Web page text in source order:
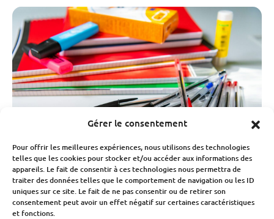
Gérer le consentement
Pour offrir les meilleures expériences, nous utilisons des technologies
telles que les cookies pour stocker et/ou accéder aux informations des
appareils. Le fait de consentir à ces technologies nous permettra de
traiter des données telles que le comportement de navigation ou les ID
uniques sur ce site. Le fait de ne pas consentir ou de retirer son
consentement peut avoir un effet négatif sur certaines caractéristiques
et fonctions.
Consommation Et Inflation Société
Rentrée scolaire 2026 : la facture